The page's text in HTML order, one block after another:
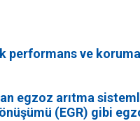
ve
egzoz arıtma
(EGR) gibi